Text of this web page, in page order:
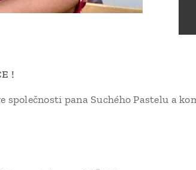
!
společnosti pana Suchého Pastelu a